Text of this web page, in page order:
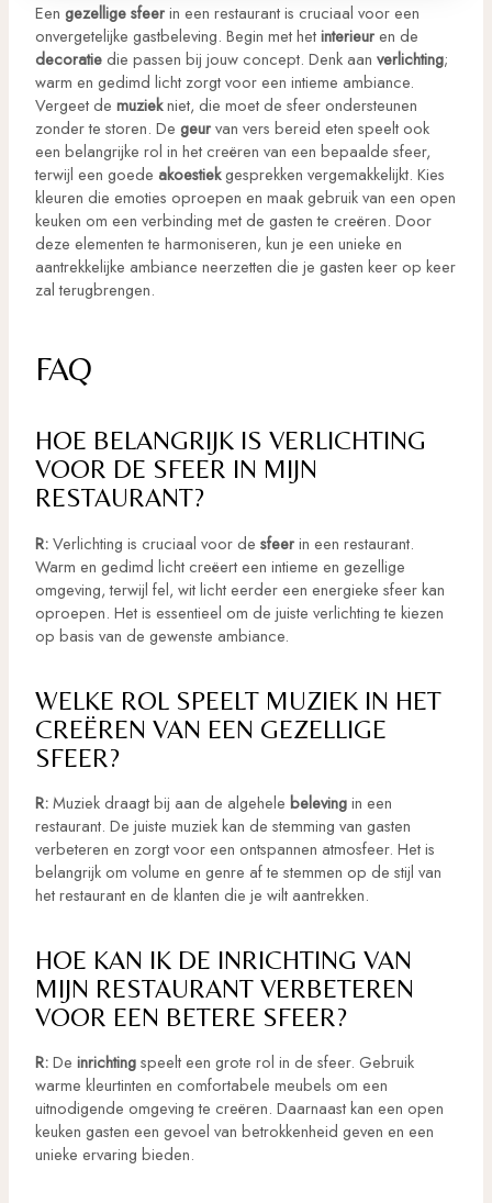
Een gezellige sfeerin een restaurant is cruciaal voor een
onvergetelijke gastbeleving. Begin met hetinterieuren de
decoratiedie passen bij jouw concept. Denk aan verlichting;
warm en gedimd licht zorgt voor een intieme ambiance.
Vergeet de muziekniet, die moet de sfeer ondersteunen
zonder te storen. De geurvan vers bereid eten speelt ook
een belangrijke rol in het creëren van een bepaalde sfeer,
terwijl een goede akoestiekgesprekken vergemakkelijkt. Kies
kleuren die emoties oproepen en maak gebruik van een open
keuken om een verbinding met de gasten te creëren. Door
deze elementen te harmoniseren, kun je een unieke en
aantrekkelijke ambiance neerzetten die je gasten keer op keer
zal terugbrengen.
FAQ
HOE BELANGRIJK IS VERLICHTING
VOOR DE SFEER IN MIJN
RESTAURANT?
R:Verlichting is cruciaal voor de sfeerin een restaurant.
Warm en gedimd licht creëert een intieme en gezellige
omgeving, terwijl fel, wit licht eerder een energieke sfeer kan
oproepen. Het is essentieel om de juiste verlichting te kiezen
op basis van de gewenste ambiance.
WELKE ROL SPEELT MUZIEK IN HET
CREËREN VAN EEN GEZELLIGE
SFEER?
R:Muziek draagt bij aan de algehele belevingin een
restaurant. De juiste muziek kan de stemming van gasten
verbeteren en zorgt voor een ontspannen atmosfeer. Het is
belangrijk om volume en genre af te stemmen op de stijl van
het restaurant en de klanten die je wilt aantrekken.
HOE KAN IK DE INRICHTING VAN
MIJN RESTAURANT VERBETEREN
VOOR EEN BETERE SFEER?
R:De inrichtingspeelt een grote rol in de sfeer. Gebruik
warme kleurtinten en comfortabele meubels om een
uitnodigende omgeving te creëren. Daarnaast kan een open
keuken gasten een gevoel van betrokkenheid geven en een
unieke ervaring bieden.